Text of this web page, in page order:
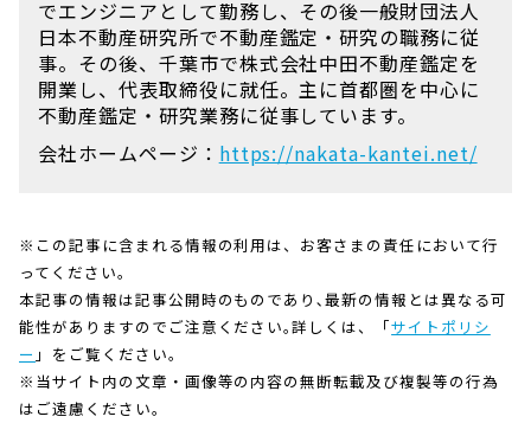
でエンジニアとして勤務し、その後一般財団法人
日本不動産研究所で不動産鑑定・研究の職務に従
事。その後、千葉市で株式会社中田不動産鑑定を
開業し、代表取締役に就任。主に首都圏を中心に
不動産鑑定・研究業務に従事しています。
会社ホームページ： https://nakata-kantei.net/
※この記事に含まれる情報の利用は、お客さまの責任において行
ってください。
本記事の情報は記事公開時のものであり､最新の情報とは異なる可
能性がありますのでご注意ください｡詳しくは、「サイトポリシ
ー 」をご覧ください。
※当サイト内の文章・画像等の内容の無断転載及び複製等の行為
はご遠慮ください。